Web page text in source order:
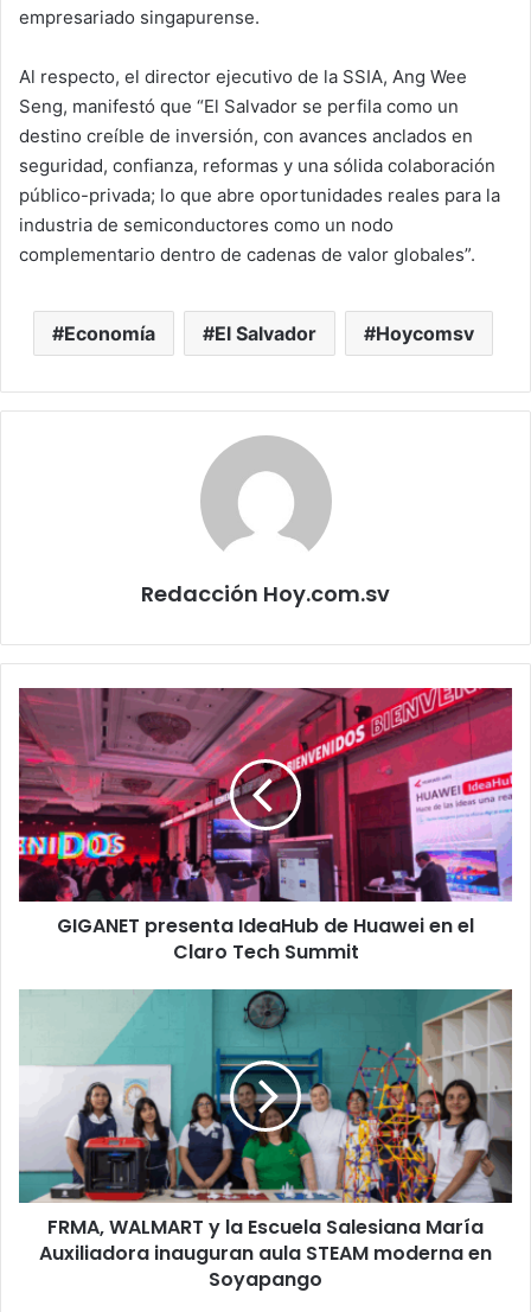
empresariado singapurense.
Al respecto, el director ejecutivo de la SSIA, Ang Wee
Seng, manifestó que “El Salvador se perfila como un
destino creíble de inversión, con avances anclados en
seguridad, confianza, reformas y una sólida colaboración
público-privada; lo que abre oportunidades reales para la
industria de semiconductores como un nodo
complementario dentro de cadenas de valor globales”.
Economía El Salvador Hoycomsv
Redacción Hoy.com.sv
GIGANET
presenta
IdeaHub
de
Huawei
en
el
Claro
Tech
SummitGIGANET presenta IdeaHub de Huawei en el
Claro Tech Summit
Salesiana
Auxiliadora
inauguran
STEAM
FRMA, WALMART y la Escuela Salesiana María
Auxiliadora inauguran aula STEAM moderna en
Soyapango